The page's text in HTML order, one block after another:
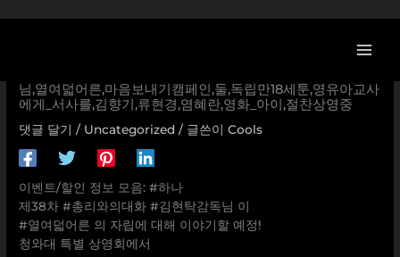
로
[이벤트] #하나 제38차 #총리와의대화 #김현탁감독님 이 #
열여덟어른 의 자립에 대해 이야기할 예정! 청와대 특별 상영
님,열여덟어른,마음보내기캠페인,둘,독립만18세툰,영유아교사
에게_서사를,김향기,류현경,염혜란,영화_아이,절찬상영중
댓글 달기 / Uncategorized / 글쓴이Cools
이벤트/할인 정보 모음: #하나
제38차 #총리와의대화 #김현탁감독님 이
#열여덟어른 의 자립에 대해 이야기할 예정!
청와대 특별 상영회에서